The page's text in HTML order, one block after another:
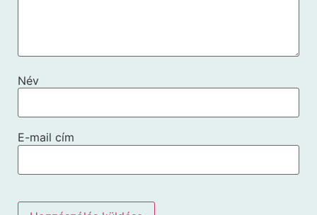
Név
E-mail cím